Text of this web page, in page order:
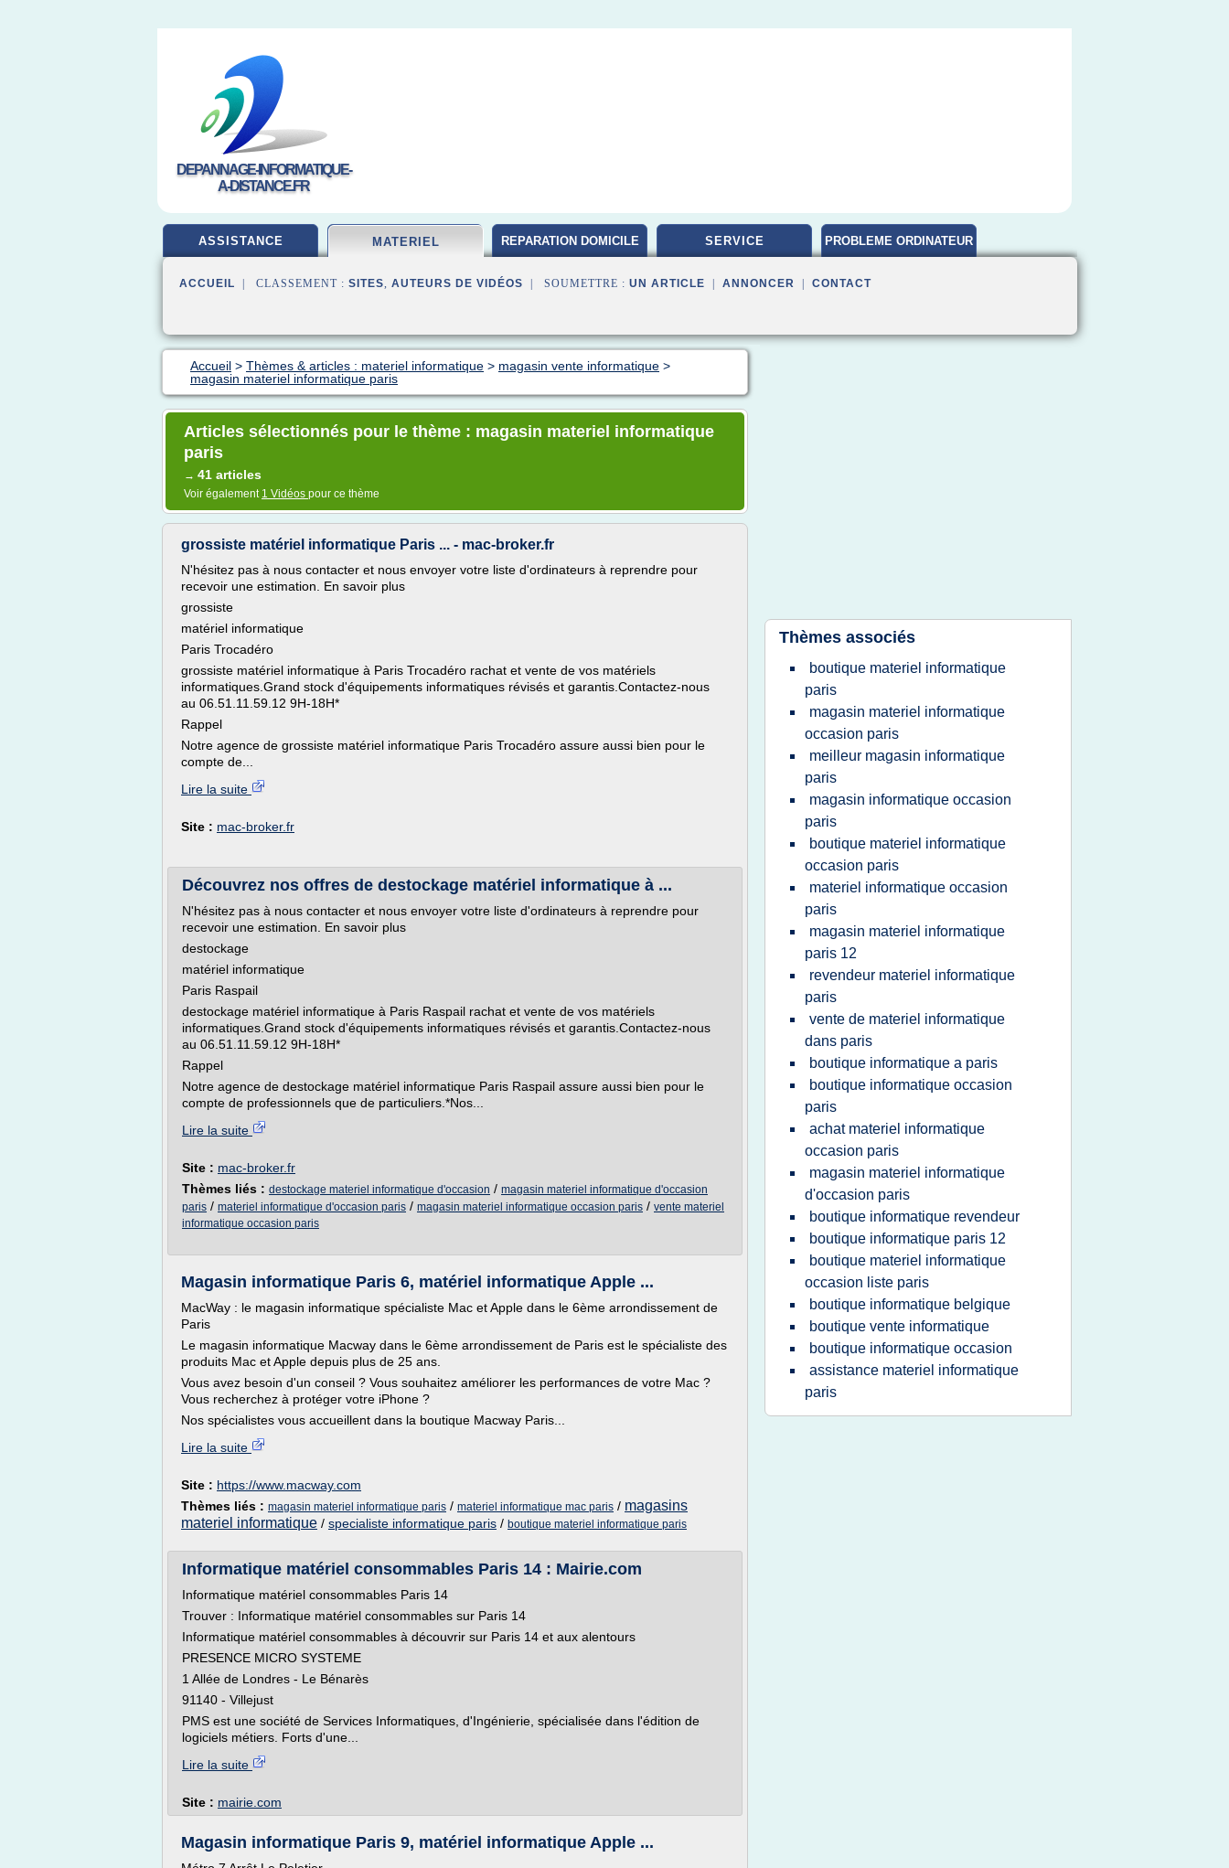
DEPANNAGE-INFORMATIQUE-
A-DISTANCE.FR
ASSISTANCE MATERIEL REPARATION DOMICILE SERVICE PROBLEME ORDINATEUR
ACCUEIL | CLASSEMENT : SITES, AUTEURS DE VIDÉOS | SOUMETTRE : UN ARTICLE ANNONCER CONTACT
Accueil > Thèmes & articles : materiel informatique > magasin vente informatique >
magasin materiel informatique paris
Articles sélectionnés pour le thème : magasin materiel informatique
paris
→ 41 articles
Voir également 1 Vidéos pour ce thème
grossiste matériel informatique Paris ... - mac-broker.fr
N'hésitez pas à nous contacter et nous envoyer votre liste d'ordinateurs à reprendre pour
recevoir une estimation. En savoir plus
grossiste
matériel informatique
Paris Trocadéro
grossiste matériel informatique à Paris Trocadéro rachat et vente de vos matériels
informatiques.Grand stock d'équipements informatiques révisés et garantis.Contactez-nous
au 06.51.11.59.12 9H-18H*
Rappel
Notre agence de grossiste matériel informatique Paris Trocadéro assure aussi bien pour le
compte de...
Lire la suite
Site : mac-broker.fr
Découvrez nos offres de destockage matériel informatique à ...
N'hésitez pas à nous contacter et nous envoyer votre liste d'ordinateurs à reprendre pour
recevoir une estimation. En savoir plus
destockage
matériel informatique
Paris Raspail
destockage matériel informatique à Paris Raspail rachat et vente de vos matériels
informatiques.Grand stock d'équipements informatiques révisés et garantis.Contactez-nous
au 06.51.11.59.12 9H-18H*
Rappel
Notre agence de destockage matériel informatique Paris Raspail assure aussi bien pour le
compte de professionnels que de particuliers.*Nos...
Lire la suite
Site : mac-broker.fr
Thèmes liés : destockage materiel informatique d'occasion / magasin materiel informatique d'occasion
paris / materiel informatique d'occasion paris / magasin materiel informatique occasion paris / vente materiel
informatique occasion paris
Magasin informatique Paris 6, matériel informatique Apple ...
MacWay : le magasin informatique spécialiste Mac et Apple dans le 6ème arrondissement de
Paris
Le magasin informatique Macway dans le 6ème arrondissement de Paris est le spécialiste des
produits Mac et Apple depuis plus de 25 ans.
Vous avez besoin d'un conseil ? Vous souhaitez améliorer les performances de votre Mac ?
Vous recherchez à protéger votre iPhone ?
Nos spécialistes vous accueillent dans la boutique Macway Paris...
Lire la suite
Site : https://www.macway.com
Thèmes liés : magasin materiel informatique paris / materiel informatique mac paris / magasins
materiel informatique / specialiste informatique paris / boutique materiel informatique paris
Informatique matériel consommables Paris 14 : Mairie.com
Informatique matériel consommables Paris 14
Trouver : Informatique matériel consommables sur Paris 14
Informatique matériel consommables à découvrir sur Paris 14 et aux alentours
PRESENCE MICRO SYSTEME
1 Allée de Londres - Le Bénarès
91140 - Villejust
PMS est une société de Services Informatiques, d'Ingénierie, spécialisée dans l'édition de
logiciels métiers. Forts d'une...
Lire la suite
Site : mairie.com
Magasin informatique Paris 9, matériel informatique Apple ...
Thèmes associés
boutique materiel informatique
paris
magasin materiel informatique
occasion paris
meilleur magasin informatique
paris
magasin informatique occasion
paris
boutique materiel informatique
occasion paris
materiel informatique occasion
paris
magasin materiel informatique
paris 12
revendeur materiel informatique
paris
vente de materiel informatique
dans paris
boutique informatique a paris
boutique informatique occasion
paris
achat materiel informatique
occasion paris
magasin materiel informatique
d'occasion paris
boutique informatique revendeur
boutique informatique paris 12
boutique materiel informatique
occasion liste paris
boutique informatique belgique
boutique vente informatique
boutique informatique occasion
assistance materiel informatique
paris